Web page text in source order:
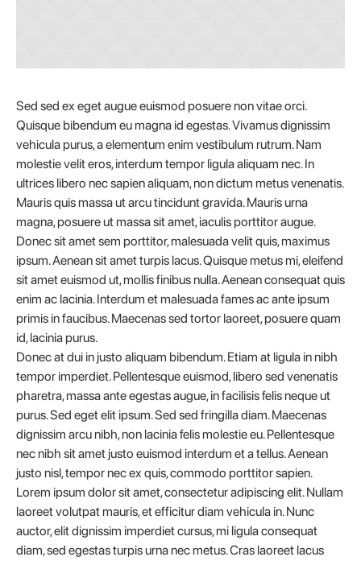
Sed sed ex eget augue euismod posuere non vitae orci.
Quisque bibendum eu magna id egestas. Vivamus dignissim
vehicula purus, a elementum enim vestibulum rutrum. Nam
molestie velit eros, interdum tempor ligula aliquam nec. In
ultrices libero nec sapien aliquam, non dictum metus venenatis.
Mauris quis massa ut arcu tincidunt gravida. Mauris urna
magna, posuere ut massa sit amet, iaculis porttitor augue.
Donec sit amet sem porttitor, malesuada velit quis, maximus
ipsum. Aenean sit amet turpis lacus. Quisque metus mi, eleifend
sit amet euismod ut, mollis finibus nulla. Aenean consequat quis
enim ac lacinia. Interdum et malesuada fames ac ante ipsum
primis in faucibus. Maecenas sed tortor laoreet, posuere quam
id, lacinia purus.
Donec at dui in justo aliquam bibendum. Etiam at ligula in nibh
tempor imperdiet. Pellentesque euismod, libero sed venenatis
pharetra, massa ante egestas augue, in facilisis felis neque ut
purus. Sed eget elit ipsum. Sed sed fringilla diam. Maecenas
dignissim arcu nibh, non lacinia felis molestie eu. Pellentesque
nec nibh sit amet justo euismod interdum et a tellus. Aenean
justo nisl, tempor nec ex quis, commodo porttitor sapien.
Lorem ipsum dolor sit amet, consectetur adipiscing elit. Nullam
laoreet volutpat mauris, et efficitur diam vehicula in. Nunc
auctor, elit dignissim imperdiet cursus, mi ligula consequat
diam, sed egestas turpis urna nec metus. Cras laoreet lacus